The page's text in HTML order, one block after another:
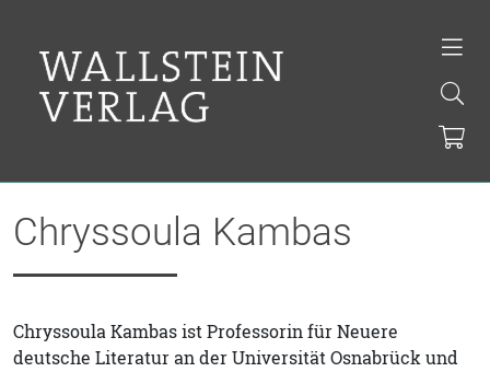
Chryssoula Kambas
Chryssoula Kambas ist Professorin für Neuere
deutsche Literatur an der Universität Osnabrück und